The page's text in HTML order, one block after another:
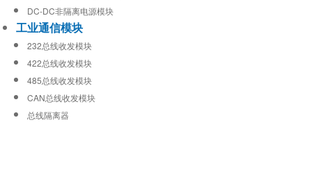
DC-DC非隔离电源模块
工业通信模块
232总线收发模块
422总线收发模块
485总线收发模块
CAN总线收发模块
总线隔离器